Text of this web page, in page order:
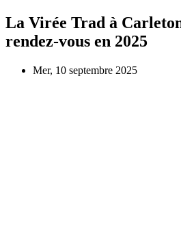
La Virée Trad à
rendez-vous en 2025
Mer, 10 septembre 2025